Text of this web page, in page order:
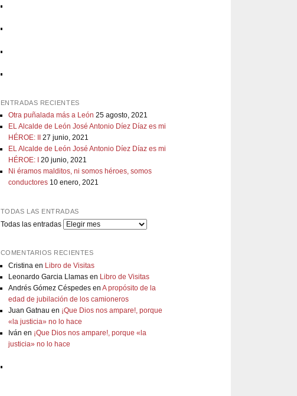
ENTRADAS RECIENTES
Otra puñalada más a León 25 agosto, 2021
EL Alcalde de León José Antonio Díez Díaz es mi
HÉROE: II
27 junio, 2021
EL Alcalde de León José Antonio Díez Díaz es mi
HÉROE: I
20 junio, 2021
Ni éramos malditos, ni somos héroes, somos
conductores 10 enero, 2021
TODAS LAS ENTRADAS
Todas las entradas
COMENTARIOS RECIENTES
Cristinaen Libro de Visitas
Leonardo Garcia Llamasen Libro de Visitas
Andrés Gómez Céspedesen A propósito de la
edad de jubilación de los camioneros
Juan Gatnau en ¡Que Dios nos ampare!, porque
«la justicia» no lo hace
Iván en ¡Que Dios nos ampare!, porque «la
justicia» no lo hace